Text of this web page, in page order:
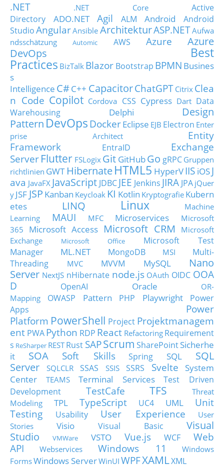
.NET .NET Core
Active
Directory
ADO.NET Agil ALM Android
Android
StudioAngularAnsible ArchitekturASP.NETAufwa
ndsschätzung
Automic AWS Azure
Azure
DevOps
Best
Practices BizTalk Blazor Bootstrap BPMN Busines
s
Intelligence C#C++ CapacitorChatGPT Citrix Clea
n Code Copilot Cordova CSS Cypress Dart Data
Warehousing
Delphi
Design
Pattern DevOps DockerEclipse EJB Electron Enter
prise Architect
Entity
Framework
EntraID
Exchange
Server Flutter FSLogix Git GitHubGo gRPC Gruppen
richtlinien GWT HibernateHTML5 HyperVIIS iOSJ
ava JavaFX JavaScript JDBC JEE Jenkins JIRA JPA jQuer
y JSF JSP Kanban Keycloak KI Kotlin Kryptografie Kubern
etes
LINQ Linux
Machine
Learning
MAUI MFC Microservices
Microsoft
365
Microsoft Access Microsoft CRM
Microsoft
Exchange
Microsoft Office
Microsoft Test
Manager
ML.NET MongoDB MSI
Multi-
Threading
MVC MVVM MySQL
Nano
Server NextJS nHibernate node.js OAuth OIDC OOA
D
OpenAI Oracle
OR-
Mapping
OWASP Pattern PHP Playwright
Power
Apps
Power
Platform PowerShell Project Projektmanagem
ent PWA Python RDP React Refactoring Requirement
s ReSharper RESTRust SAPScrum SharePointSicherhe
it
SOA Soft Skills Spring SQL
SQL
Server
SQLCLR SSAS SSIS SSRS Svelte
System
Center
TEAMS Terminal Services
Test Driven
Development
TestCafe TFS
Threat
Modeling
TPL TypeScript UC4 UML
Unit
Testing
Usability User Experience
User
Stories
Visio Visual Basic
Visual
Studio
VMWare VSTO Vue.js WCF
Web
API
Webservices Windows 11
Windows
FormsWindows ServerWinUI WPFXAMLXML